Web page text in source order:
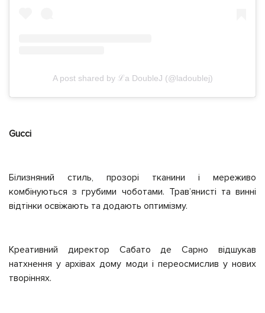
A post shared by ℒa DoubleJ (@ladoublej)
Gucci
Білизняний стиль, прозорі тканини і мереживо
комбінуються з грубими чоботами. Травʼянисті та винні
відтінки освіжають та додають оптимізму.
Креативний директор Сабато де Сарно відшукав
натхнення у архівах дому моди і переосмислив у нових
творіннях.